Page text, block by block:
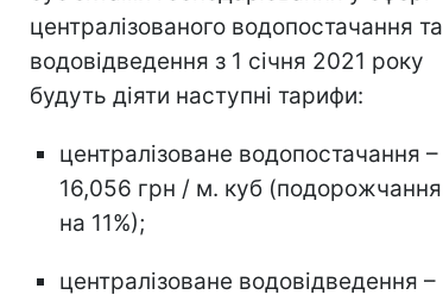
централізованого водопостачання та
водовідведення з 1 січня 2021 року
будуть діяти наступні тарифи:
централізоване водопостачання –
16,056 грн / м. куб (подорожчання
на 11%);
централізоване водовідведення –